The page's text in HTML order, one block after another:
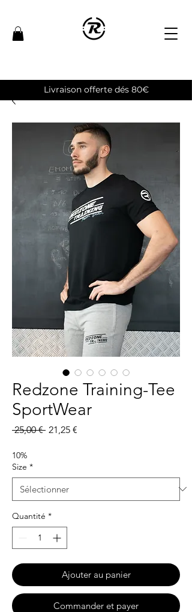
Livraison offerte dés 80€
Redzone Training-Tee
SportWear
25,00 € Prix
21,25 €
10%
Size *
Quantité *
Ajouter au panier
Commander et payer